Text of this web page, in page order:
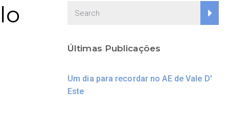
Últimas Publicações
Um dia para recordar no AE de Vale D'
Este